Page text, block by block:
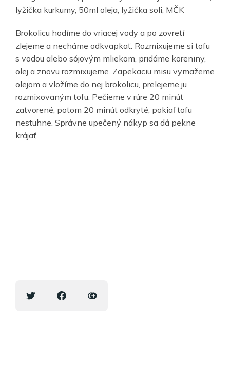
lyžička kurkumy, 50ml oleja, lyžička soli, MČK
Brokolicu hodíme do vriacej vody a po zovretí
zlejeme a necháme odkvapkať. Rozmixujeme si tofu
s vodou alebo sójovým mliekom, pridáme koreniny,
olej a znovu rozmixujeme. Zapekaciu misu vymažeme
olejom a vložíme do nej brokolicu, prelejeme ju
rozmixovaným tofu. Pečieme v rúre 20 minút
zatvorené, potom 20 minút odkryté, pokiaľ tofu
nestuhne. Správne upečený nákyp sa dá pekne
krájať.